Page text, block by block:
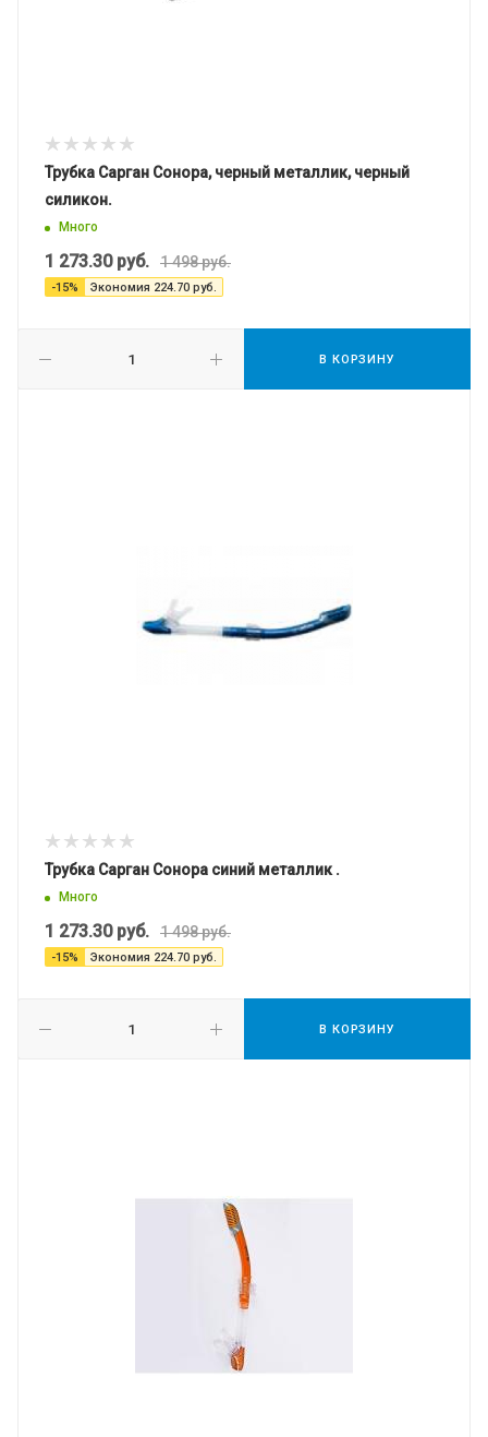
Трубка Сарган Сонора, черный металлик, черный
силикон.
Много
1 273.30руб. 1 498руб.
-15% Экономия 224.70 руб.
В КОРЗИНУ
Трубка Сарган Сонора синий металлик .
Много
1 273.30руб. 1 498руб.
-15% Экономия 224.70 руб.
В КОРЗИНУ